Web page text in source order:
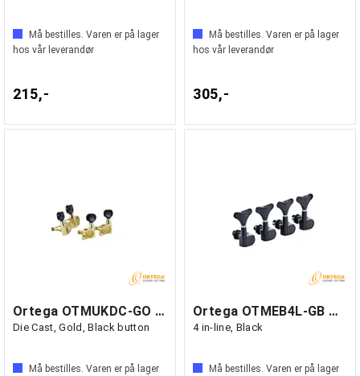
Må bestilles. Varen er på lager
hos vår leverandør
215,-
Må bestilles. Varen er på lager
hos vår leverandør
305,-
Ortega OTMUKDC-GO Mekanikk Ukulele
Die Cast, Gold, Black button
Må bestilles. Varen er på lager
Ortega OTMEB4L-GB Mekanikk Bass
4 in-line, Black
Må bestilles. Varen er på lager